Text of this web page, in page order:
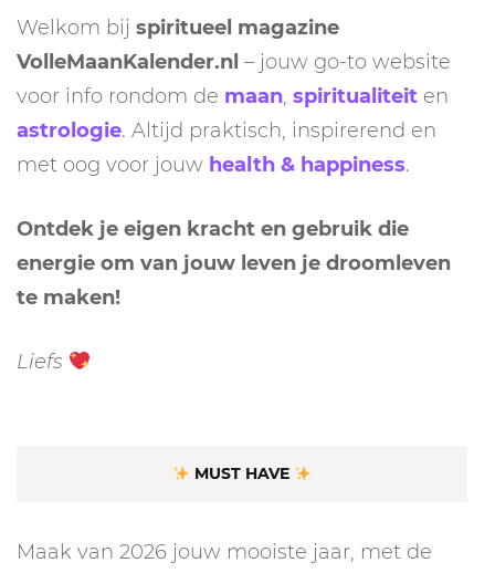
Welkom bij spiritueel magazine
VolleMaanKalender.nl – jouw go-to website
voor info rondom de maan, spiritualiteit en
astrologie. Altijd praktisch, inspirerend en
met oog voor jouw health & happiness.
Ontdek je eigen kracht en gebruik die
energie om van jouw leven je droomleven
te maken!
Liefs
MUST HAVE
Maak van 2026 jouw mooiste jaar, met de